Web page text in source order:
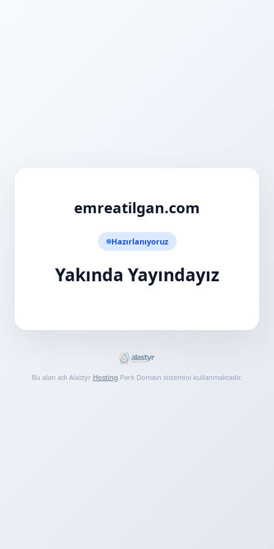
emreatilgan.com
Hazırlanıyoruz
Yakında Yayındayız
Bu alan adı Alastyr Hosting Park Domain sistemini kullanmaktadır.